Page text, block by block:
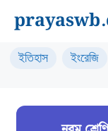
content
ইতিহাস ইংরেজি